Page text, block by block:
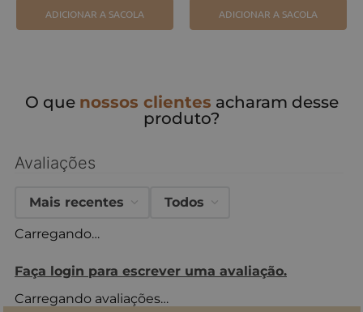
ADICIONAR A SACOLA ADICIONAR A SACOLA
O que nossos clientes acharam desse
produto?
Avaliações
Carregando…
Faça login para escrever uma avaliação.
Mais recentes Todos
Carregando avaliações…